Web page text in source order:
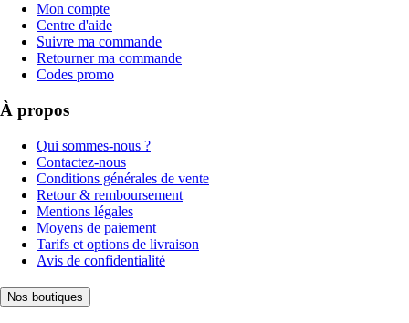
Mon compte
Centre d'aide
Suivre ma commande
Retourner ma commande
Codes promo
À propos
Qui sommes-nous ?
Contactez-nous
Conditions générales de vente
Retour & remboursement
Mentions légales
Moyens de paiement
Tarifs et options de livraison
Avis de confidentialité
Nos boutiques